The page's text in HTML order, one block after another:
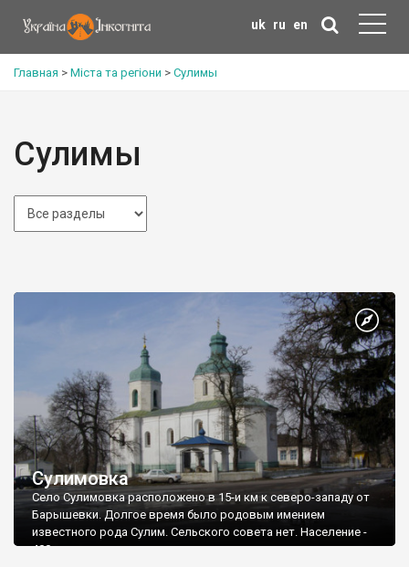
uk ru en
Главная > Міста та регіони > Сулимы
Сулимы
Сулимовка
Село Сулимовка расположено в 15-и км к северо-западу от
Барышевки. Долгое время было родовым имением
известного рода Сулим. Сельского совета нет. Население -
400 человек.